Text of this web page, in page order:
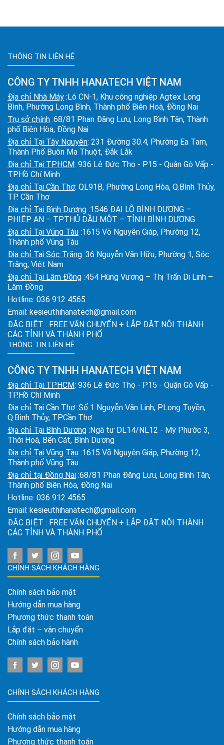
THÔNG TIN LIÊN HỆ
CÔNG TY TNHH HANATECH VIỆT NAM
Địa chỉ Nhà Máy :Lô CN-1, Khu công nghiệp Agtex Long
Bình, Phường Long Bình, Thành phố Biên Hoà, Đồng Nai
Trụ sở chính :68/81 Phan Đăng Lưu, Long Bình Tân, Thành
phố Biên Hòa, Đồng Nai
Địa chỉ Tại Tây Nguyên: 231 Đường 30.4, Phường Ea Tam,
Thành Phố Buôn Ma Thuột, Đắk Lắk
Địa chỉ Tại TPHCM: 936 Lê Đức Thọ - P15 - Quận Gò Vấp -
TP.Hồ Chí Minh
Địa chỉ Tại Cần Thơ: QL91B, Phường Long Hòa, Q.Bình Thủy,
TP. Cần Thơ
Địa chỉ Tại Bình Dương :1546 ĐẠI LỘ BÌNH DƯƠNG –
P.HIỆP AN – TP.THỦ DẦU MỘT – TỈNH BÌNH DƯƠNG
Địa chỉ Tại Vũng Tàu :1615 Võ Nguyên Giáp, Phường 12,
Thành phố Vũng Tàu
Địa chỉ Tại Sóc Trăng :36 Nguyễn Văn Hữu, Phường 1, Sóc
Trăng, Việt Nam
Địa chỉ Tại Lâm Đồng :454 Hùng Vương – Thị Trấn Di Linh –
Lâm Đồng
Hotline: 036 912 4565
Email: kesieuthihanatech@gmail.com
ĐẶC BIỆT : FREE VẬN CHUYỂN + LẮP ĐẶT NỘI THÀNH
CÁC TỈNH VÀ THÀNH PHỐ
THÔNG TIN LIÊN HỆ
CÔNG TY TNHH HANATECH VIỆT NAM
Địa chỉ Tại TPHCM: 936 Lê Đức Thọ - P15 - Quận Gò Vấp -
TP.Hồ Chí Minh
Địa chỉ Tại Cần Thơ :Số 1 Nguyễn Văn Linh, P.Long Tuyền,
Q.Bình Thủy, TP.Cần Thơ
Địa chỉ Tại Bình Dương :Ngã tư DL14/NL12 - Mỹ Phước 3,
Thới Hoà, Bến Cát, Bình Dương
Địa chỉ Tại Vũng Tàu :1615 Võ Nguyên Giáp, Phường 12,
Thành phố Vũng Tàu
Địa chỉ tại Đồng Nai :68/81 Phan Đăng Lưu, Long Bình Tân,
Thành phố Biên Hòa, Đồng Nai
Hotline: 036 912 4565
Email: kesieuthihanatech@gmail.com
ĐẶC BIỆT : FREE VẬN CHUYỂN + LẮP ĐẶT NỘI THÀNH
CÁC TỈNH VÀ THÀNH PHỐ
CHÍNH SÁCH KHÁCH HÀNG
Chính sách bảo mật
Hướng dẫn mua hàng
Phương thức thanh toán
Lắp đặt – vận chuyển
Chính sách bảo hành
CHÍNH SÁCH KHÁCH HÀNG
Chính sách bảo mật
Hướng dẫn mua hàng
Phương thức thanh toán